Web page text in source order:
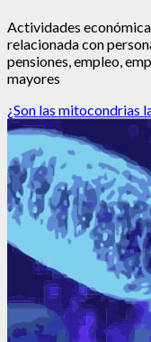
Actividades
relacionada con
pensiones, empleo,
mayores
¿Son las mitocondrias